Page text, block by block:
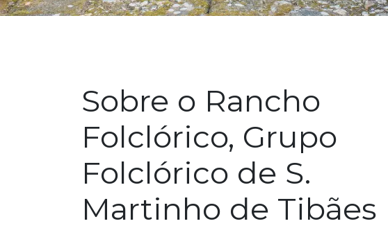
Sobre o Rancho
Folclórico, Grupo
Folclórico de S.
Martinho de Tibães